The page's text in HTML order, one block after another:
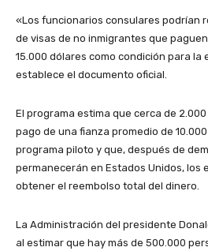
«Los funcionarios consulares podrían
de visas de no inmigrantes que
15.000 dólares como condición para la
establece el documento oficial.
El programa estima que cerca de
pago de una fianza promedio de
programa piloto y que, después de
permanecerán en Estados Unidos, los
obtener el reembolso total del dinero.
La Administración del presidente
al estimar que hay más de 500.000